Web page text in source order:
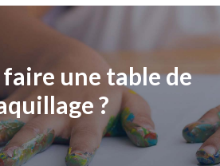
une table de
?